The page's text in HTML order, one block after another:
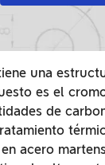
una
es el
de
acero